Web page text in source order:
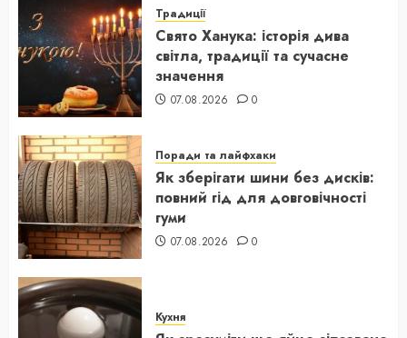
Традиції
Свято Ханука: історія дива
світла, традиції та сучасне
значення
07.08.2026 0
Поради та лайфхаки
Як зберігати шини без дисків:
повний гід для довговічності
гуми
07.08.2026 0
Кухня